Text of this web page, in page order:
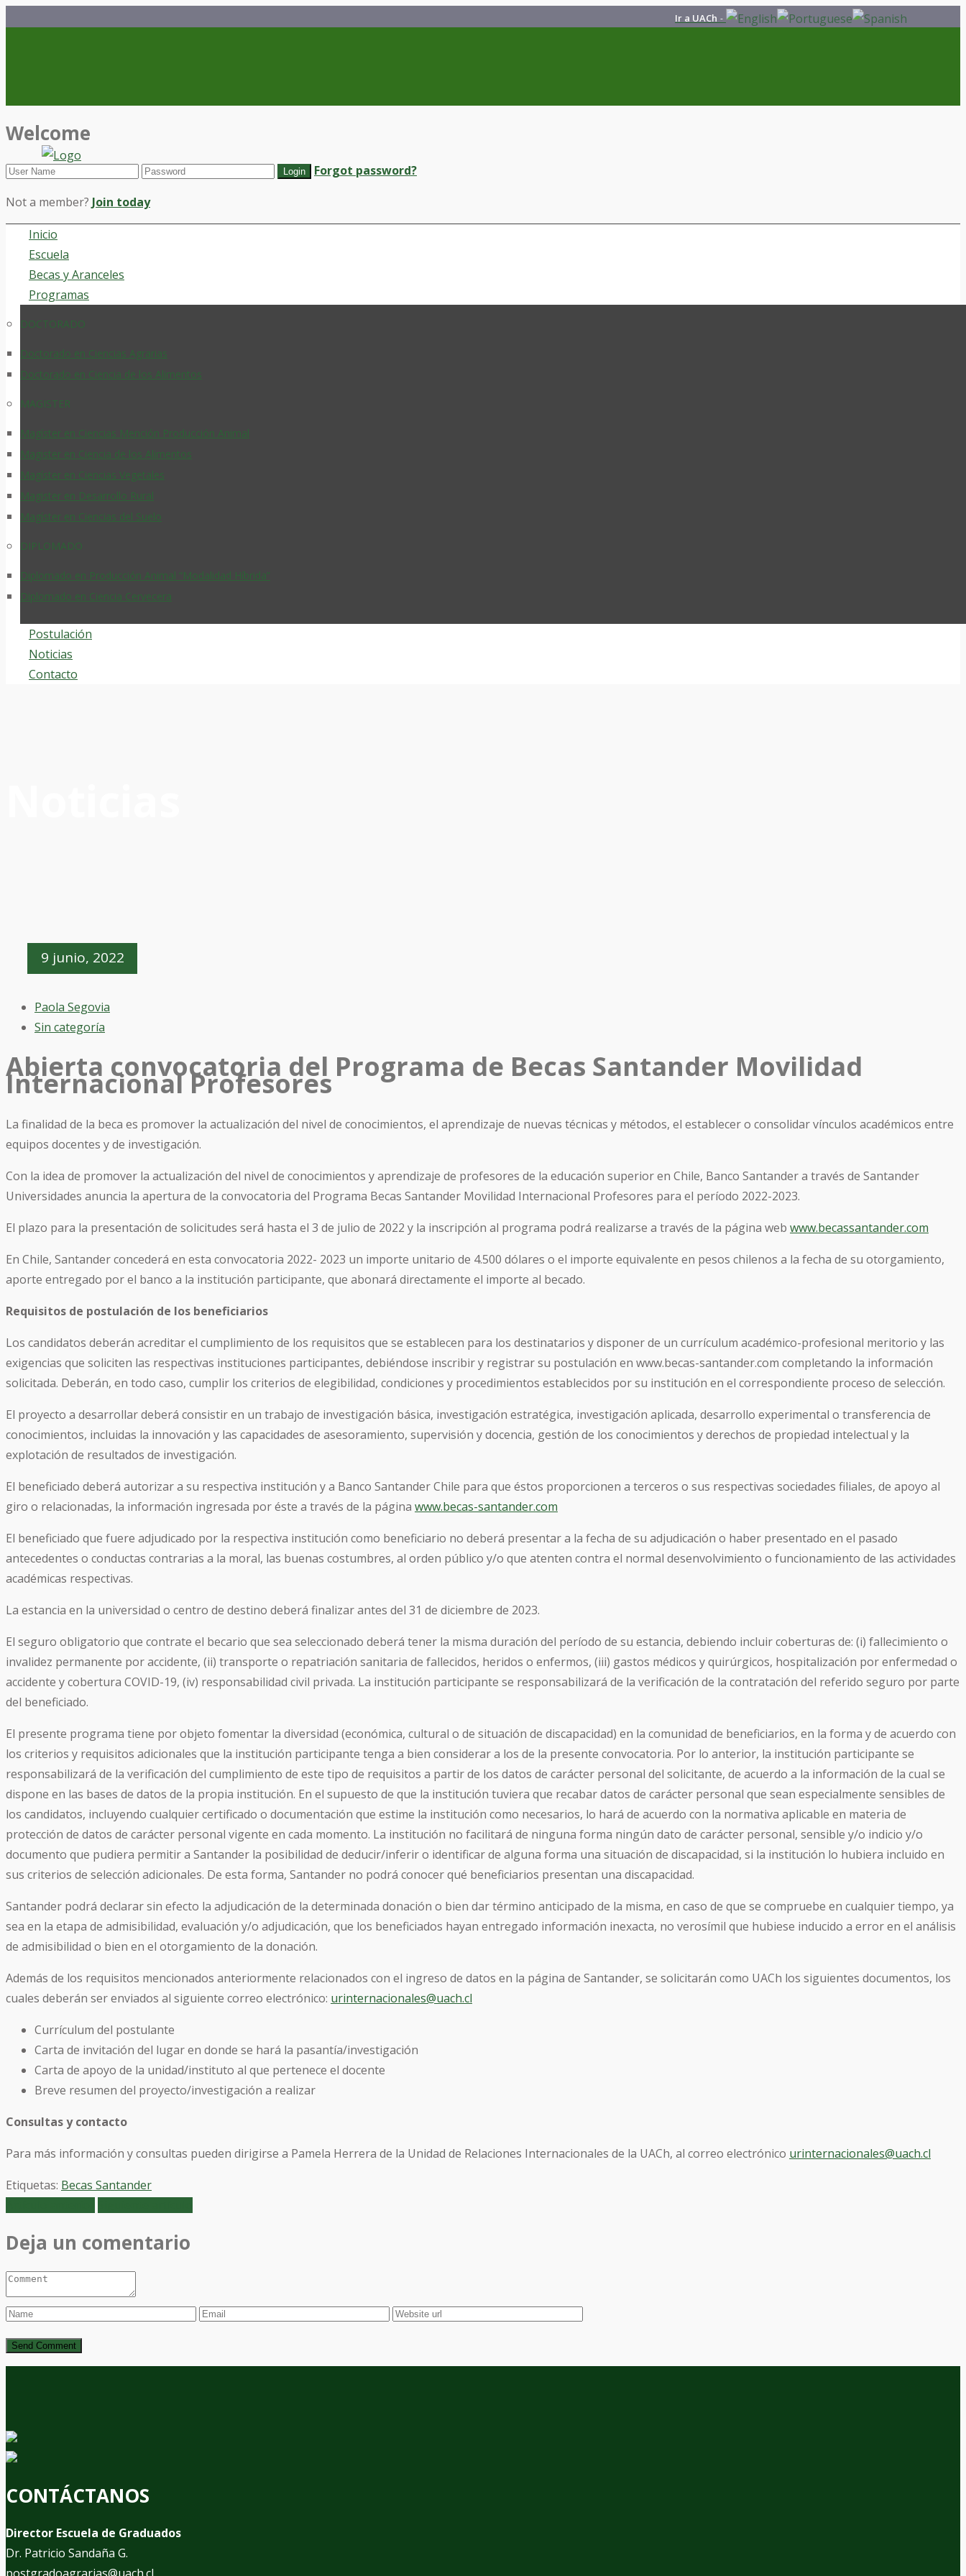
Ir a UACh -
Welcome
Forgot password?
Not a member? Join today
Inicio
Escuela
Becas y Aranceles
Programas
DOCTORADO
Doctorado en Ciencias Agrarias
Doctorado en Ciencia de los Alimentos
MAGISTER
Magíster en Ciencias Mención Producción Animal
Magister en Ciencia de los Alimentos
Magíster en Ciencias Vegetales
Magister en Desarrollo Rural
Magíster en Ciencias del Suelo
DIPLOMADO
Diplomado en Producción Animal “Modalidad Híbrida”
Diplomado en Ciencia Cervecera
Postulación
Noticias
Contacto
9 junio, 2022
Paola Segovia
Sin categoría
Abierta convocatoria del Programa de Becas Santander Movilidad
Internacional Profesores
La finalidad de la beca es promover la actualización del nivel de conocimientos, el aprendizaje de nuevas técnicas y métodos, el establecer o consolidar vínculos académicos entre
equipos docentes y de investigación.
Con la idea de promover la actualización del nivel de conocimientos y aprendizaje de profesores de la educación superior en Chile, Banco Santander a través de Santander
Universidades anuncia la apertura de la convocatoria del Programa Becas Santander Movilidad Internacional Profesores para el período 2022-2023.
El plazo para la presentación de solicitudes será hasta el 3 de julio de 2022 y la inscripción al programa podrá realizarse a través de la página web www.becassantander.com
En Chile, Santander concederá en esta convocatoria 2022- 2023 un importe unitario de 4.500 dólares o el importe equivalente en pesos chilenos a la fecha de su otorgamiento,
aporte entregado por el banco a la institución participante, que abonará directamente el importe al becado.
Requisitos de postulación de los beneficiarios
Los candidatos deberán acreditar el cumplimiento de los requisitos que se establecen para los destinatarios y disponer de un currículum académico-profesional meritorio y las
exigencias que soliciten las respectivas instituciones participantes, debiéndose inscribir y registrar su postulación en www.becas-santander.com completando la información
solicitada. Deberán, en todo caso, cumplir los criterios de elegibilidad, condiciones y procedimientos establecidos por su institución en el correspondiente proceso de selección.
El proyecto a desarrollar deberá consistir en un trabajo de investigación básica, investigación estratégica, investigación aplicada, desarrollo experimental o transferencia de
conocimientos, incluidas la innovación y las capacidades de asesoramiento, supervisión y docencia, gestión de los conocimientos y derechos de propiedad intelectual y la
explotación de resultados de investigación.
El beneficiado deberá autorizar a su respectiva institución y a Banco Santander Chile para que éstos proporcionen a terceros o sus respectivas sociedades filiales, de apoyo al
giro o relacionadas, la información ingresada por éste a través de la página www.becas-santander.com
El beneficiado que fuere adjudicado por la respectiva institución como beneficiario no deberá presentar a la fecha de su adjudicación o haber presentado en el pasado
antecedentes o conductas contrarias a la moral, las buenas costumbres, al orden público y/o que atenten contra el normal desenvolvimiento o funcionamiento de las actividades
académicas respectivas.
La estancia en la universidad o centro de destino deberá finalizar antes del 31 de diciembre de 2023.
El seguro obligatorio que contrate el becario que sea seleccionado deberá tener la misma duración del período de su estancia, debiendo incluir coberturas de: (i) fallecimiento o
invalidez permanente por accidente, (ii) transporte o repatriación sanitaria de fallecidos, heridos o enfermos, (iii) gastos médicos y quirúrgicos, hospitalización por enfermedad o
accidente y cobertura COVID-19, (iv) responsabilidad civil privada. La institución participante se responsabilizará de la verificación de la contratación del referido seguro por parte
del beneficiado.
El presente programa tiene por objeto fomentar la diversidad (económica, cultural o de situación de discapacidad) en la comunidad de beneficiarios, en la forma y de acuerdo con
los criterios y requisitos adicionales que la institución participante tenga a bien considerar a los de la presente convocatoria. Por lo anterior, la institución participante se
responsabilizará de la verificación del cumplimiento de este tipo de requisitos a partir de los datos de carácter personal del solicitante, de acuerdo a la información de la cual se
dispone en las bases de datos de la propia institución. En el supuesto de que la institución tuviera que recabar datos de carácter personal que sean especialmente sensibles de
los candidatos, incluyendo cualquier certificado o documentación que estime la institución como necesarios, lo hará de acuerdo con la normativa aplicable en materia de
protección de datos de carácter personal vigente en cada momento. La institución no facilitará de ninguna forma ningún dato de carácter personal, sensible y/o indicio y/o
documento que pudiera permitir a Santander la posibilidad de deducir/inferir o identificar de alguna forma una situación de discapacidad, si la institución lo hubiera incluido en
sus criterios de selección adicionales. De esta forma, Santander no podrá conocer qué beneficiarios presentan una discapacidad.
Santander podrá declarar sin efecto la adjudicación de la determinada donación o bien dar término anticipado de la misma, en caso de que se compruebe en cualquier tiempo, ya
sea en la etapa de admisibilidad, evaluación y/o adjudicación, que los beneficiados hayan entregado información inexacta, no verosímil que hubiese inducido a error en el análisis
de admisibilidad o bien en el otorgamiento de la donación.
Además de los requisitos mencionados anteriormente relacionados con el ingreso de datos en la página de Santander, se solicitarán como UACh los siguientes documentos, los
cuales deberán ser enviados al siguiente correo electrónico: urinternacionales@uach.cl
Currículum del postulante
Carta de invitación del lugar en donde se hará la pasantía/investigación
Carta de apoyo de la unidad/instituto al que pertenece el docente
Breve resumen del proyecto/investigación a realizar
Consultas y contacto
Para más información y consultas pueden dirigirse a Pamela Herrera de la Unidad de Relaciones Internacionales de la UACh, al correo electrónico urinternacionales@uach.cl
Etiquetas: Becas Santander
Deja un comentario
CONTÁCTANOS
Director Escuela de Graduados
Dr. Patricio Sandaña G.